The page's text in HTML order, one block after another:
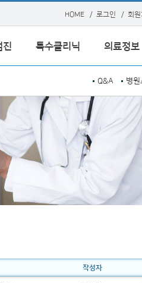
HOME / 로그인 / 회원
진 특수클리닉 의료정보
Q&A 병원
작성자